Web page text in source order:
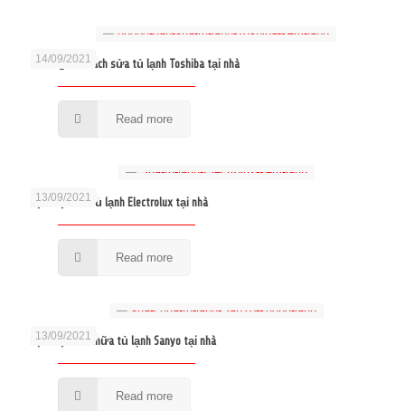
14/09/2021
Hướng dẫn cách sửa tủ lạnh Toshiba tại nhà
Read more
13/09/2021
Dịch vụ sửa tủ lạnh Electrolux tại nhà
Read more
13/09/2021
Dịch vụ sửa chữa tủ lạnh Sanyo tại nhà
Read more